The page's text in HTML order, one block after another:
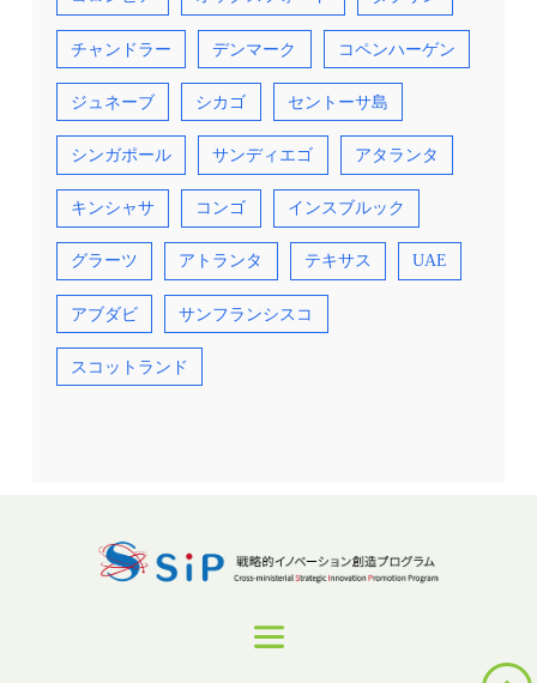
チャンドラー デンマーク コペンハーゲン
ジュネーブ シカゴ セントーサ島
シンガポール サンディエゴ アタランタ
キンシャサ コンゴ インスブルック
グラーツ アトランタ テキサス UAE
アブダビ サンフランシスコ
スコットランド